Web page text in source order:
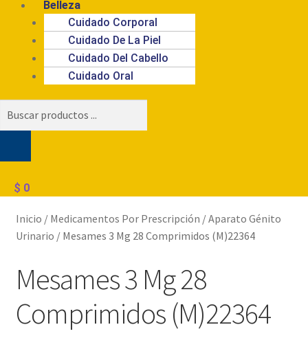
Belleza
Cuidado Corporal
Cuidado De La Piel
Cuidado Del Cabello
Cuidado Oral
$ 0
Inicio / Medicamentos Por Prescripción /Aparato Génito
Urinario / Mesames 3 Mg 28 Comprimidos (M)22364
Mesames 3 Mg 28
Comprimidos (M)22364